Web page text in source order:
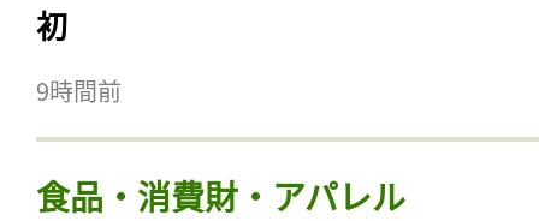
初
9時間前
食品・消費財・アパレル